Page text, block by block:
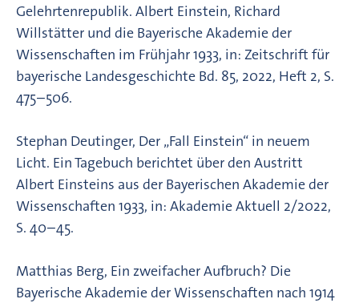
Gelehrtenrepublik. Albert Einstein, Richard
Willstätter und die Bayerische Akademie der
Wissenschaften im Frühjahr 1933, in: Zeitschrift für
bayerische Landesgeschichte Bd. 85, 2022, Heft 2, S.
475–506.
Stephan Deutinger, Der „Fall Einstein“ in neuem
Licht. Ein Tagebuch berichtet über den Austritt
Albert Einsteins aus der Bayerischen Akademie der
Wissenschaften 1933, in: Akademie Aktuell 2/2022,
S. 40–45.
Matthias Berg, Ein zweifacher Aufbruch? Die
Bayerische Akademie der Wissenschaften nach 1914